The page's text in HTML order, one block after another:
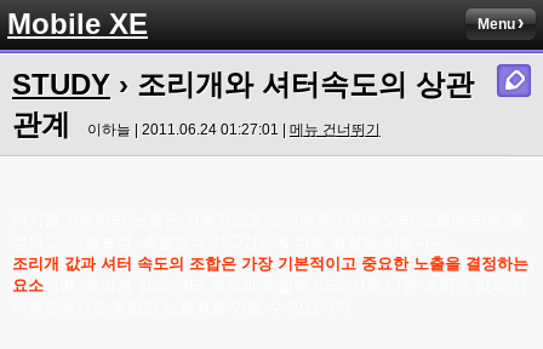
Mobile XE Menu
STUDY › 조리개와 셔터속도의 상관
관계
이하늘 | 2011.06.24 01:27:01 | 메뉴 건너뛰기
조리개 값과 셔터 속도의 조합은 가장 기본적이고 중요한 노출을 결정하는
요소